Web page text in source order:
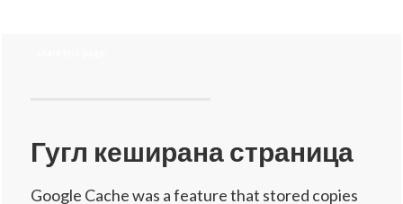
Гугл кеширана страница
Google Cache was a feature that stored copies